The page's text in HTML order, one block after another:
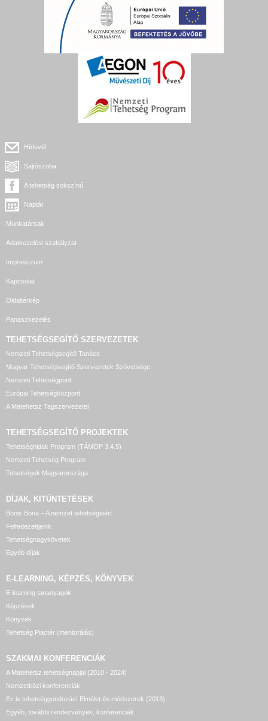
Hírlevél
Sajtószoba
A tehetség sokszínű
Naptár
Munkatársak
Adatkezelési szabályzat
Impresszum
Kapcsolat
Oldaltérkép
Panaszkezelés
TEHETSÉGSEGÍTŐ SZERVEZETEK
Nemzeti Tehetségsegítő Tanács
Magyar Tehetségsegítő Szervezetek Szövetsége
Nemzeti Tehetségpont
Európai Tehetségközpont
A Matehetsz Tagszervezetei
TEHETSÉGSEGÍTŐ PROJEKTEK
Tehetséghidak Program (TÁMOP 3.4.5)
Nemzeti Tehetség Program
Tehetségek Magyarországa
DÍJAK, KITÜNTETÉSEK
Bonis Bona – A nemzet tehetségeiért
Felfedezettjeink
Tehetségnagykövetek
Egyéb díjak
E-LEARNING, KÉPZÉS, KÖNYVEK
E-learning tananyagok
Képzések
Könyvek
Tehetség Piactér (mentorálás)
SZAKMAI KONFERENCIÁK
A Matehetsz tehetségnapjai (2010 - 2024)
Nemzetközi konferenciák
Ez is tehetséggondozás! Elmélet és módszerek (2013)
Egyéb, további rendezvények, konferenciák